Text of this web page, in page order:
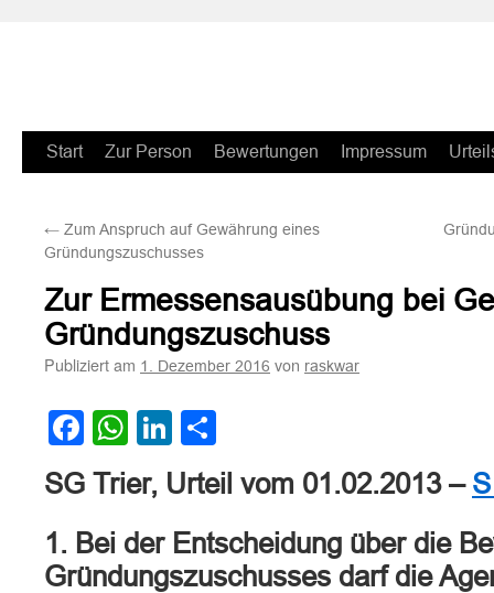
Zum
springen
Start Zur Person Bewertungen Impressum
← Zum Anspruch auf Gewährung eines
Gründungszuschusses
Zur Ermessensausübung bei
Gründungszuschuss
Publiziert am 1. Dezember 2016 von raskwar
Facebook
WhatsApp
LinkedIn
SG Trier, Urteil vom 01.02.2013 –
1. Bei der Entscheidung über die
Gründungszuschusses darf die